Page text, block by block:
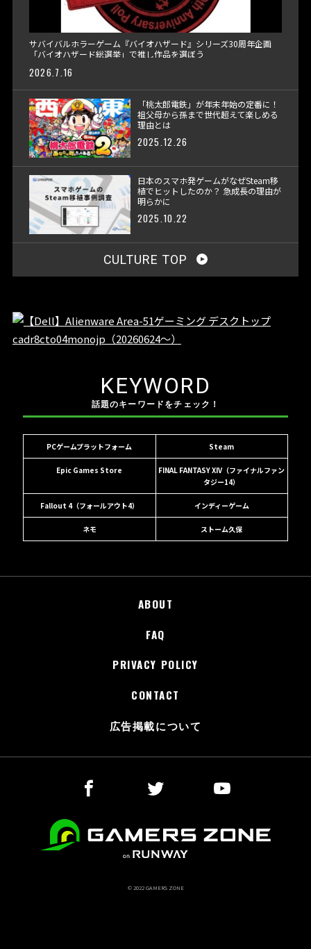
サバイバルホラーゲーム『バイオハザード』シリーズ30周年企画
「バイオハザード総選挙」で推し作品を選ぼう
2026.7.16
「桃太郎電鉄」が年末年始の定番に！
祖父母から孫まで世代超えて楽しめる
理由とは
2025.12.26
日本のスマホ発ゲームがなぜSteam移
植でヒットしたのか？ 急成長の理由が
明らかに
2025.10.22
CULTURE TOP
KEYWORD
話題のキーワードをチェック！
PCゲームプラットフォーム Steam
Epic Games Store
FINAL FANTASY XIV（ファイナルファン
タジー14）
Fallout 4（フォールアウト4） インディーゲーム
ネモ ストーム久保
ABOUT
FAQ
PRIVACY POLICY
CONTACT
広告掲載について
© 2022 GAMERS ZONE